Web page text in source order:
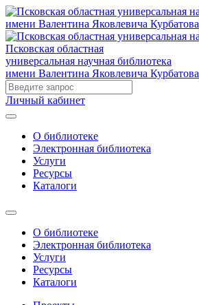
Псковская областная
универсальная научная библиотека
имени Валентина Яковлевича Курбатова
Личный кабинет
О библиотеке
Электронная библиотека
Услуги
Ресурсы
Каталоги
О библиотеке
Электронная библиотека
Услуги
Ресурсы
Каталоги